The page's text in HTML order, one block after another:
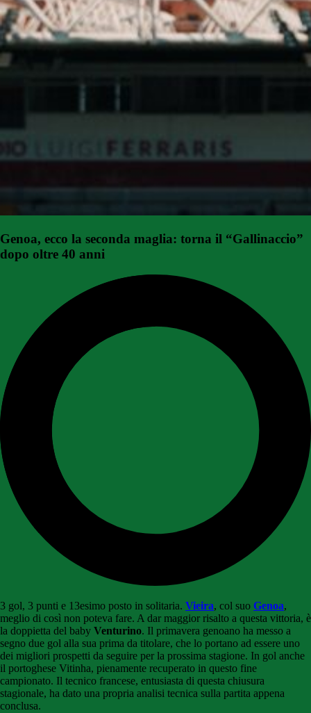
Genoa, ecco la seconda maglia: torna il “Gallinaccio”
dopo oltre 40 anni
3 gol, 3 punti e 13esimo posto in solitaria. Vieira, col suo Genoa,
meglio di così non poteva fare. A dar maggior risalto a questa vittoria, è
la doppietta del baby Venturino. Il primavera genoano ha messo a
segno due gol alla sua prima da titolare, che lo portano ad essere uno
dei migliori prospetti da seguire per la prossima stagione. In gol anche
il portoghese Vitinha, pienamente recuperato in questo fine
campionato. Il tecnico francese, entusiasta di questa chiusura
stagionale, ha dato una propria analisi tecnica sulla partita appena
conclusa.